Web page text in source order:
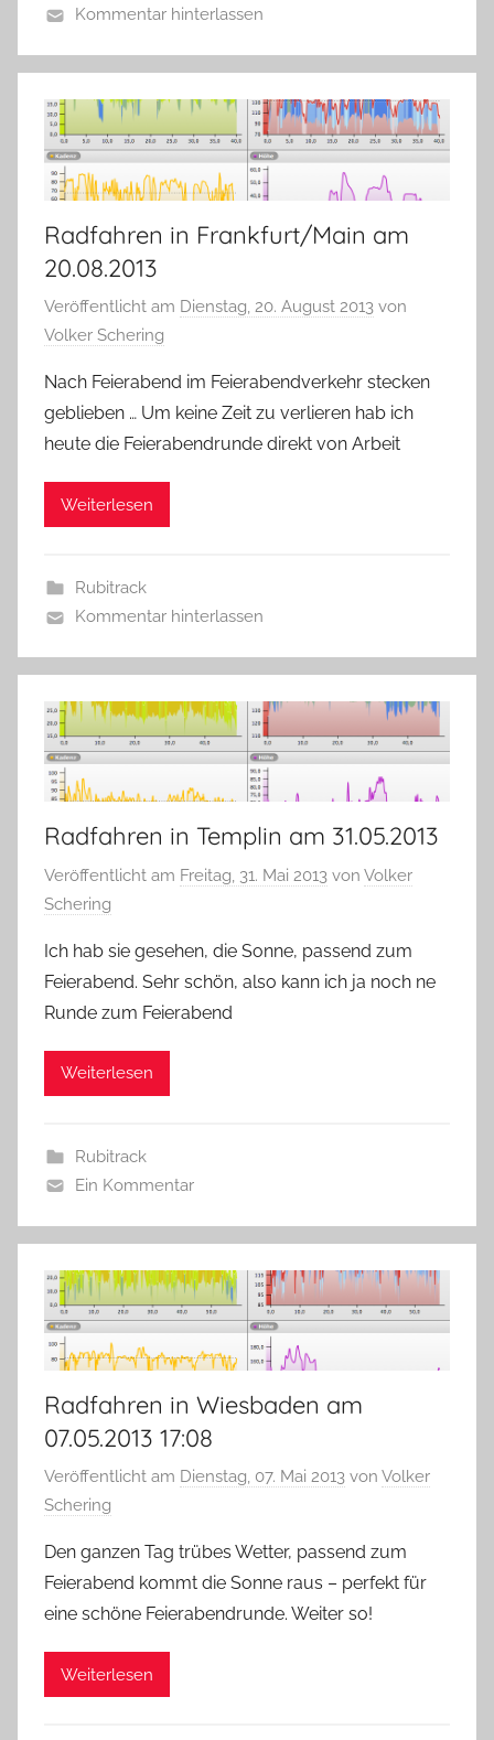
Kommentar hinterlassen
Radfahren in Frankfurt/Main am
20.08.2013
Veröffentlicht am Dienstag, 20. August 2013 von
Volker Schering
Nach Feierabend im Feierabendverkehr stecken
geblieben … Um keine Zeit zu verlieren hab ich
heute die Feierabendrunde direkt von Arbeit
Weiterlesen
Rubitrack
Kommentar hinterlassen
Radfahren in Templin am 31.05.2013
Veröffentlicht am Freitag, 31. Mai 2013 von Volker
Schering
Ich hab sie gesehen, die Sonne, passend zum
Feierabend. Sehr schön, also kann ich ja noch ne
Runde zum Feierabend
Weiterlesen
Rubitrack
Ein Kommentar
Radfahren in Wiesbaden am
07.05.2013 17:08
Veröffentlicht am Dienstag, 07. Mai 2013 von Volker
Schering
Den ganzen Tag trübes Wetter, passend zum
Feierabend kommt die Sonne raus – perfekt für
eine schöne Feierabendrunde. Weiter so!
Weiterlesen